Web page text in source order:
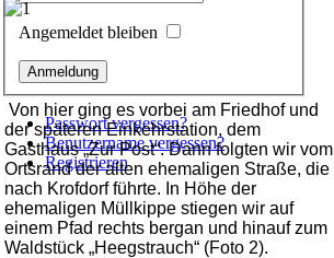
Von hier ging es vorbei am Friedhof und
der späteren Einkehrstation, dem
Gasthaus „Zur Post“. Dann folgten wir vom
Ortsrand der alten ehemaligen Straße, die
nach Krofdorf führte. In Höhe der
ehemaligen Müllkippe stiegen wir auf
einem Pfad rechts bergan und hinauf zum
Waldstück „Heegstrauch“ (Foto 2).
Angemeldet bleiben
Passwort vergessen?
Benutzername vergessen?
Registrieren